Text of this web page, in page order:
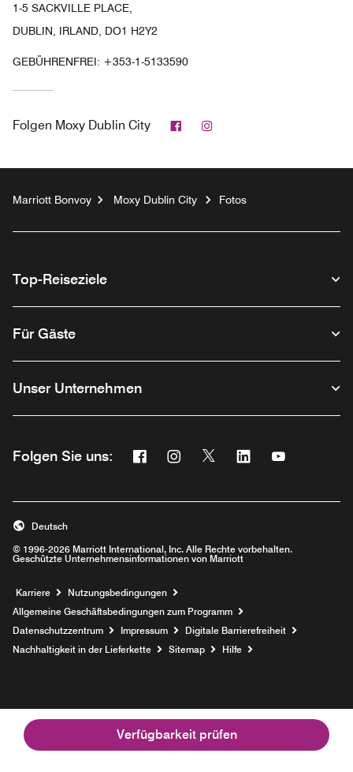
Verfügbarkeit prüfen
1-5 SACKVILLE PLACE,
DUBLIN, IRLAND, DO1 H2Y2
GEBÜHRENFREI: +353-1-5133590
Folgen Moxy Dublin City Facebook
Marriott Bonvoy Moxy Dublin City Fotos
Top-Reiseziele
Für Gäste
Unser Unternehmen
Folgen Sie uns: Facebook
Opens a new window
Instagram
Opens a new window
Twitter
Opens a new window
Linkedin
Opens a new
Opens a
© 1996-2026 Marriott International, Inc. Alle Rechte vorbehalten.
Geschützte Unternehmensinformationen von Marriott
Deutsch
Karriere Opens a new window
Nutzungsbedingungen
Allgemeine Geschäftsbedingungen zum Programm
Datenschutzzentrum
Impressum
Digitale Barrierefreiheit
Nachhaltigkeit in der Lieferkette
Sitemap Hilfe